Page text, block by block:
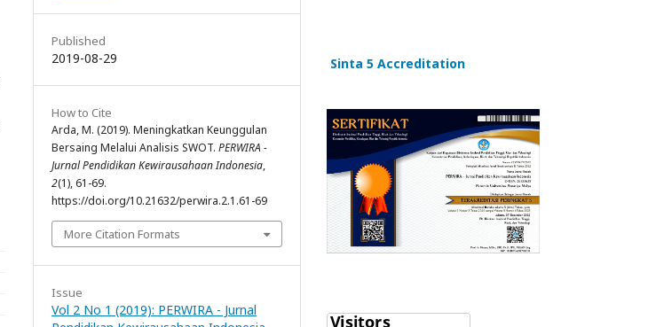
Published
2019-08-29
How to Cite
Arda, M. (2019). Meningkatkan Keunggulan
Bersaing Melalui Analisis SWOT. PERWIRA -
Jurnal Pendidikan Kewirausahaan Indonesia,
2(1), 61-69.
https://doi.org/10.21632/perwira.2.1.61-69
More Citation Formats
Issue
Vol 2 No 1 (2019): PERWIRA - Jurnal
Sinta 5 Accreditation